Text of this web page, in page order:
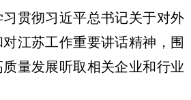
贯彻习近平总书记关于对外
江苏工作重要讲话精神，围
量发展听取相关企业和行业